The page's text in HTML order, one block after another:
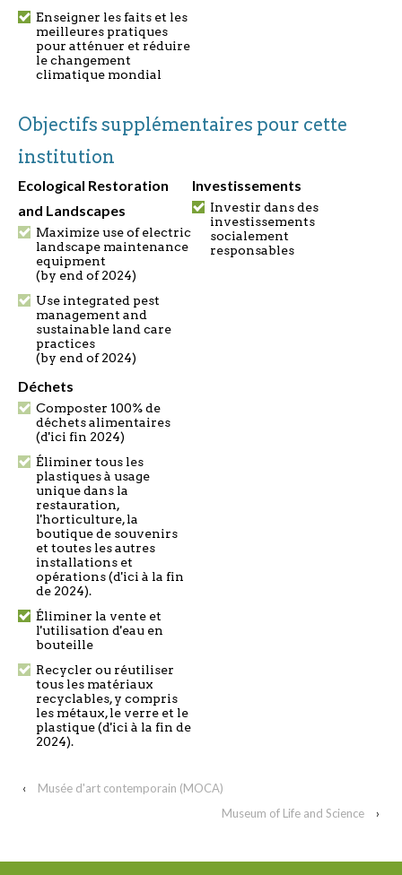
Enseigner les faits et les
meilleures pratiques
pour atténuer et réduire
le changement
climatique mondial
Objectifs supplémentaires pour cette
institution
Ecological Restoration
and Landscapes
Maximize use of electric
landscape maintenance
equipment
(by end of 2024)
Use integrated pest
management and
sustainable land care
practices
(by end of 2024)
Investissements
Investir dans des
investissements
socialement
responsables
Déchets
Composter 100% de
déchets alimentaires
(d'ici fin 2024)
Éliminer tous les
plastiques à usage
unique dans la
restauration,
l'horticulture, la
boutique de souvenirs
et toutes les autres
installations et
opérations (d'ici à la fin
de 2024).
Éliminer la vente et
l'utilisation d'eau en
bouteille
Recycler ou réutiliser
tous les matériaux
recyclables, y compris
les métaux, le verre et le
plastique (d'ici à la fin de
2024).
‹
Musée d'art contemporain (MOCA)
Museum of Life and Science
›